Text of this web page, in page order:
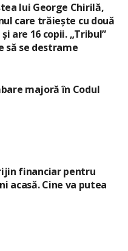
lui George Chirilă,
care trăiește cu două
are 16 copii. „Tribul”
să se destrame
majoră în Codul
financiar pentru
acasă. Cine va putea